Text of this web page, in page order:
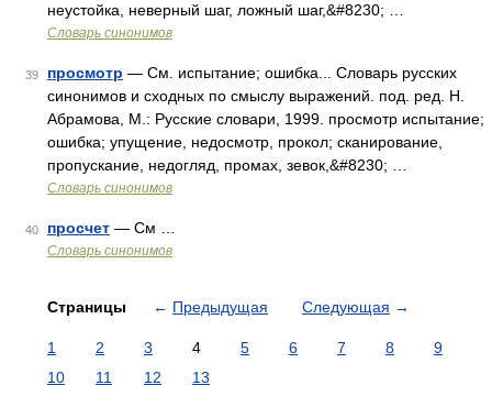
неустойка, неверный шаг, ложный шаг,&#8230; …
Словарь синонимов
39 просмотр — См. испытание; ошибка... Словарь русских
синонимов и сходных по смыслу выражений. под. ред. Н.
Абрамова, М.: Русские словари, 1999. просмотр испытание;
ошибка; упущение, недосмотр, прокол; сканирование,
пропускание, недогляд, промах, зевок,&#8230; …
Словарь синонимов
40 просчет — См …
Словарь синонимов
Страницы ← Предыдущая Следующая →
1 2 3 4 5 6 7 8
9
10
11 12 13